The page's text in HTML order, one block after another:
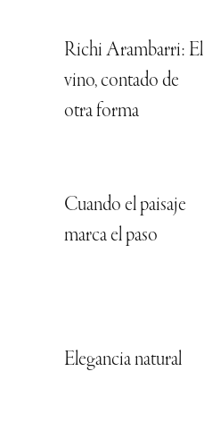
Richi Arambarri: El
vino, contado de
otra forma
Cuando el paisaje
marca el paso
Elegancia natural